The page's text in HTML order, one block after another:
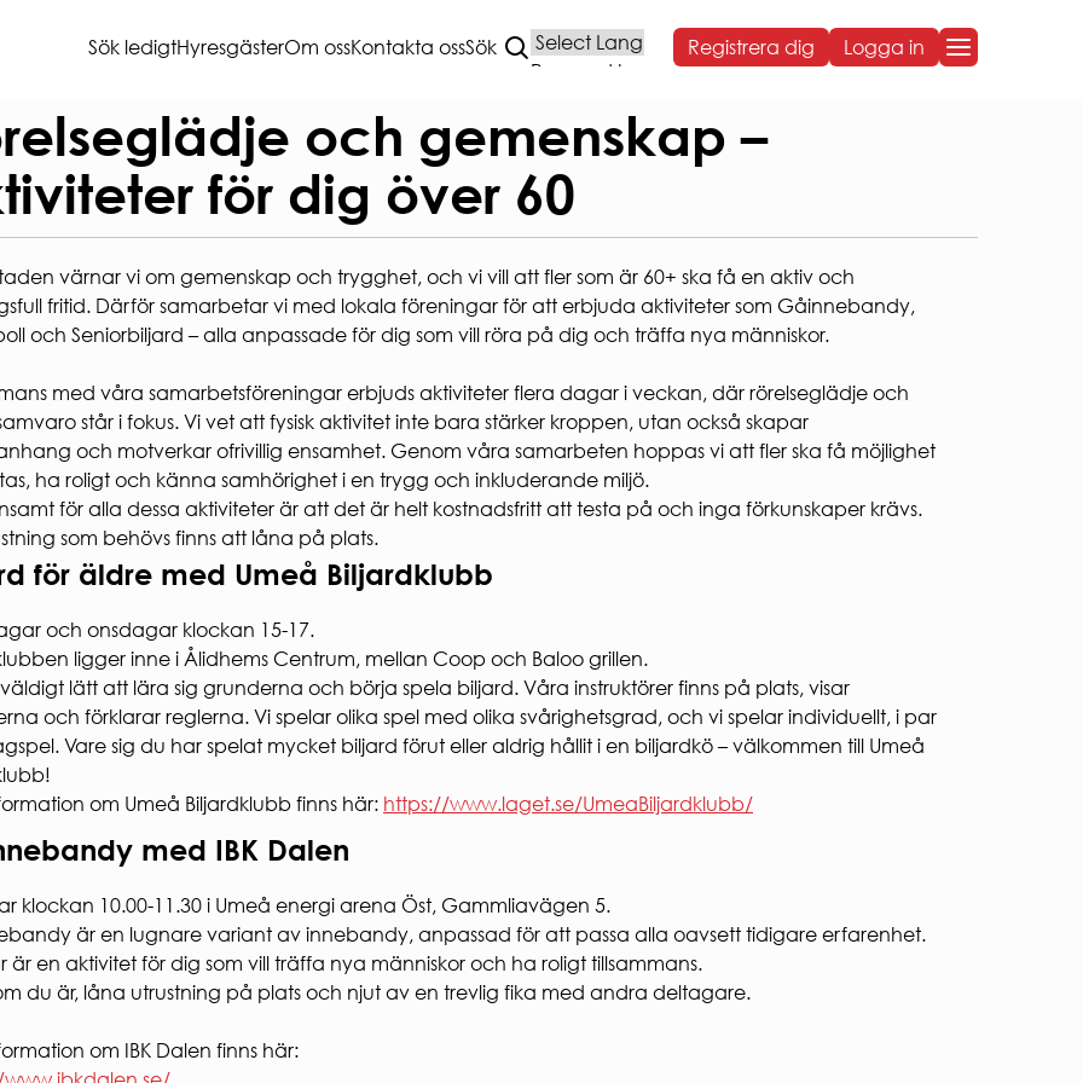
Sök ledigtHyresgästerOm ossKontakta ossSök
Powered by
Registrera dig Logga in
BOENDE
& TV
OCH KÄLLSORTERING
av el- och hybridbil
parkeringsplats
VANLIGA
FRÅGOR
HEMMAFINT
VANLIGA FRÅGOR
ANDRAHANDSUTHYRNING
BLANKETTER
UNDERSÖKNINGAR
OM BOSTADEN
Bostadens koncernbidrag
Års- och hållbarhetsredovisningar
Sponsring
Behandling av personuppgifter
ARBETA HOS OSS
VÅR HÅLLBARHETSRESA
Social hållbarhet
Ekonomisk hållbarhet
Entreprenörshandboken
E-faktura för offentlig sektor
Upphandling
– aktiviteter för dig över 60
och gemenskap –
för dig över 60
värnar vi om gemenskap och trygghet, och vi vill att fler som är 60+ ska få en aktiv och
fritid. Därför samarbetar vi med lokala föreningar för att erbjuda aktiviteter som Gåinnebandy,
och Seniorbiljard – alla anpassade för dig som vill röra på dig och träffa nya människor.
med våra samarbetsföreningar erbjuds aktiviteter flera dagar i veckan, där rörelseglädje och
står i fokus. Vi vet att fysisk aktivitet inte bara stärker kroppen, utan också skapar
och motverkar ofrivillig ensamhet. Genom våra samarbeten hoppas vi att fler ska få möjlighet
ha roligt och känna samhörighet i en trygg och inkluderande miljö.
för alla dessa aktiviteter är att det är helt kostnadsfritt att testa på och inga förkunskaper krävs.
som behövs finns att låna på plats.
för äldre med Umeå Biljardklubb
och onsdagar klockan 15-17.
ligger inne i Ålidhems Centrum, mellan Coop och Baloo grillen.
lätt att lära sig grunderna och börja spela biljard. Våra instruktörer finns på plats, visar
och förklarar reglerna. Vi spelar olika spel med olika svårighetsgrad, och vi spelar individuellt, i par
Vare sig du har spelat mycket biljard förut eller aldrig hållit i en biljardkö – välkommen till Umeå
om Umeå Biljardklubb finns här: https://www.laget.se/UmeaBiljardklubb/
med IBK Dalen
klockan 10.00-11.30 i Umeå energi arena Öst, Gammliavägen 5.
är en lugnare variant av innebandy, anpassad för att passa alla oavsett tidigare erfarenhet.
är en aktivitet för dig som vill träffa nya människor och ha roligt tillsammans.
du är, låna utrustning på plats och njut av en trevlig fika med andra deltagare.
om IBK Dalen finns här: